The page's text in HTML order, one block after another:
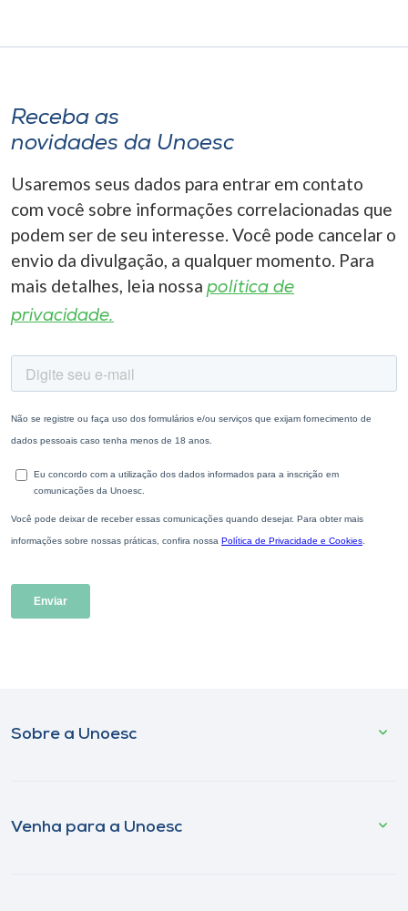
Receba as
novidades da Unoesc
Usaremos seus dados para entrar em contato
com você sobre informações correlacionadas que
podem ser de seu interesse. Você pode cancelar o
envio da divulgação, a qualquer momento. Para
mais detalhes, leia nossa política de
privacidade.
Sobre a Unoesc
Venha para a Unoesc